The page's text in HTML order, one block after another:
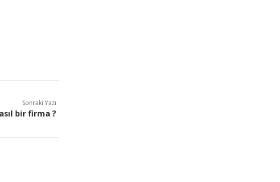
Sonraki Yazı
bir firma ?